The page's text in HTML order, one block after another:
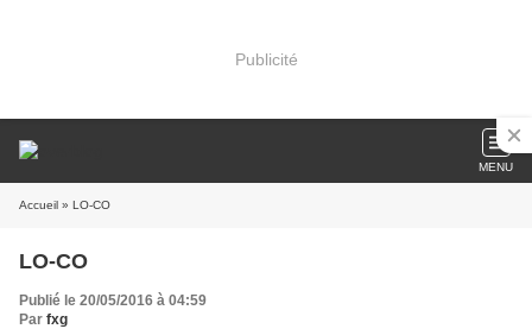
Publicité
MENU
Accueil » LO-CO
LO-CO
Publié le 20/05/2016 à 04:59
Par fxg